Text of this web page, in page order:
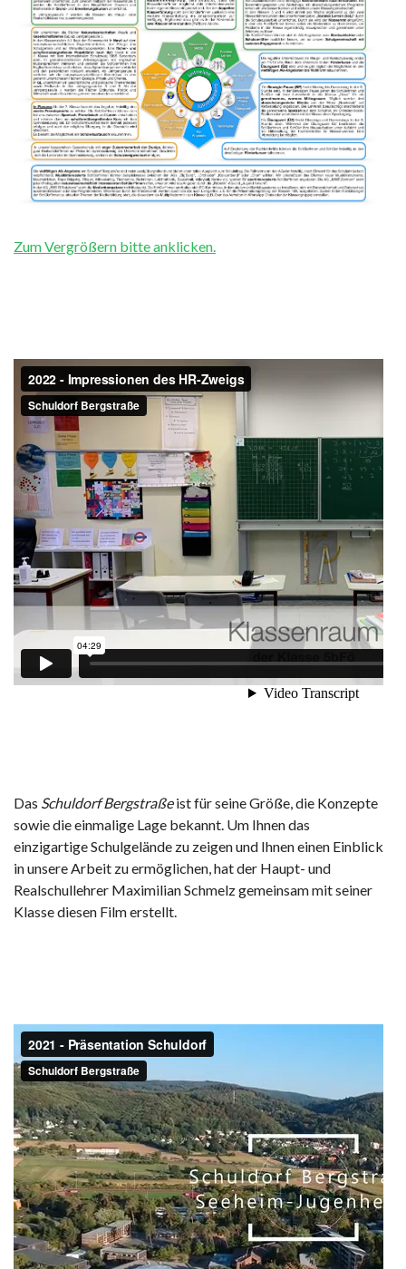
Zum Vergrößern bitte anklicken.
Das Schuldorf Bergstraßeist für seine Größe, die Konzepte
sowie die einmalige Lage bekannt. Um Ihnen das
einzigartige Schulgelände zu zeigen und Ihnen einen Einblick
in unsere Arbeit zu ermöglichen, hat der Haupt- und
Realschullehrer Maximilian Schmelz gemeinsam mit seiner
Klasse diesen Film erstellt.